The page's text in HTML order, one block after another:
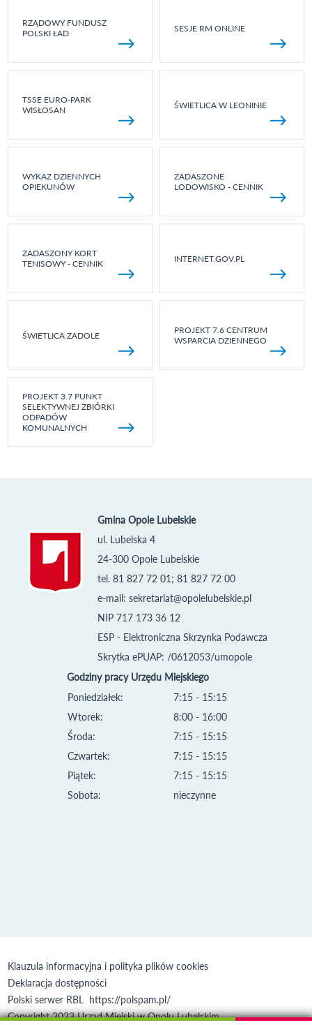
RZĄDOWY FUNDUSZ
POLSKI ŁAD
SESJE RM ONLINE
TSSE EURO-PARK
WISŁOSAN
ŚWIETLICA W LEONINIE
WYKAZ DZIENNYCH
OPIEKUNÓW
ZADASZONE
LODOWISKO - CENNIK
ZADASZONY KORT
TENISOWY - CENNIK
INTERNET.GOV.PL
ŚWIETLICA ZADOLE
PROJEKT 7.6 CENTRUM
WSPARCIA DZIENNEGO
PROJEKT 3.7 PUNKT
SELEKTYWNEJ ZBIÓRKI
ODPADÓW
KOMUNALNYCH
Gmina Opole Lubelskie
ul. Lubelska 4
24-300 Opole Lubelskie
tel. 81 827 72 01; 81 827 72 00
e-mail: sekretariat@opolelubelskie.pl
NIP 717 173 36 12
ESP - Elektroniczna Skrzynka Podawcza
Skrytka ePUAP: /0612053/umopole
Godziny pracy Urzędu Miejskiego
Poniedziałek:
Wtorek:
Środa:
Czwartek:
Piątek:
Sobota:
7:15 - 15:15
8:00 - 16:00
7:15 - 15:15
7:15 - 15:15
7:15 - 15:15
nieczynne
Klauzula informacyjna i polityka plików cookies
Deklaracja dostępności
Polski serwer RBL https://polspam.pl/
Copyright 2023 Urząd Miejski w Opolu Lubelskim